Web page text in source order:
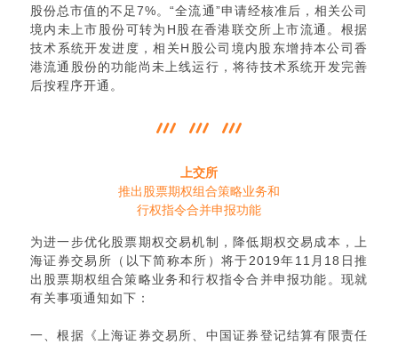
股份总市值的不足7%。“全流通”申请经核准后，相关公司
境内未上市股份可转为H股在香港联交所上市流通。根据
技术系统开发进度，相关H股公司境内股东增持本公司香
港流通股份的功能尚未上线运行，将待技术系统开发完善
后按程序开通。
上交所
推出股票期权组合策略业务和
行权指令合并申报功能
为进一步优化股票期权交易机制，降低期权交易成本，上
海证券交易所（以下简称本所）将于2019年11月18日推
出股票期权组合策略业务和行权指令合并申报功能。现就
有关事项通知如下：
一、根据《上海证券交易所、中国证券登记结算有限责任